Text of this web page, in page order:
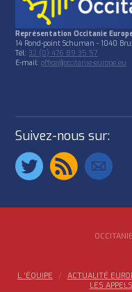
Représentation Occitanie
14 Rond-point Schuman - 1040
Tél:32 (0) 476 89 35 57
E-mail:office@occitanie-europe.eu
Suivez-nous sur:
L ‘ÉQUIPE ACTUALITÉ
LES APPELS